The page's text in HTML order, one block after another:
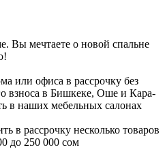
Вы мечтаете о новой спальне
или офиса в рассрочку без
взноса в Бишкеке, Оше и Кара-
в наших мебельных салонах
в рассрочку несколько товаров
до 250 000 сом